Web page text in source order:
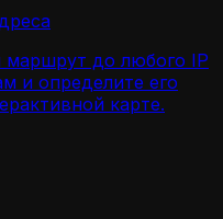
маршрут до любого IP
и определите его
карте.